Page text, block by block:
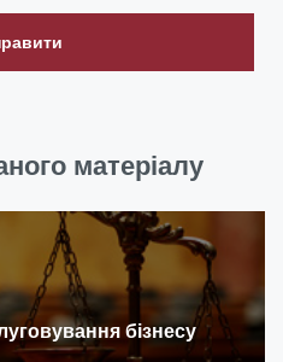
матеріалу
бізнесу